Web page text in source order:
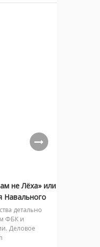
не Лёха» или
Навального
детально
ФБК и
Деловое